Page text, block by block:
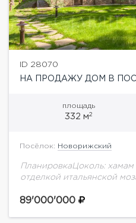
ID 28070
НА ПРОДАЖУ ДОМ В
площадь
332 м2
Посёлок: Новорижский
ПланировкаЦоколь:
отделкой итальянской
постирочная и гладильная
89'000'000